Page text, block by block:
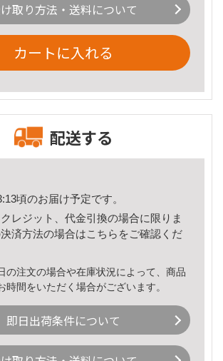
取り方法・送料について
カートに入れる
配送する
頃のお届け予定です。
レジット、代金引換の場合に限りま
済方法の場合はこちら をご確認くだ
の注文の場合や在庫状況によって、商品
時間をいただく場合がございます。
即日出荷条件について